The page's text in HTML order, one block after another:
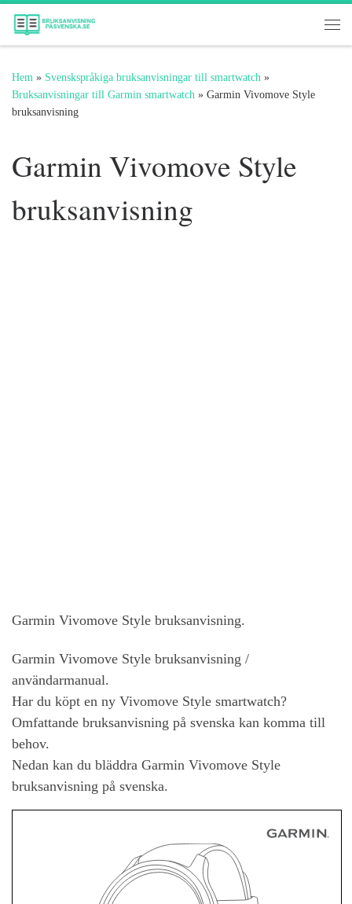
Hoppa till innehåll
Hem » Svenskspråkiga bruksanvisningar till smartwatch »
Bruksanvisningar till Garmin smartwatch » Garmin Vivomove Style
bruksanvisning
Garmin Vivomove Style
bruksanvisning
Garmin Vivomove Style bruksanvisning.
Garmin Vivomove Style bruksanvisning /
användarmanual.
Har du köpt en ny Vivomove Style smartwatch?
Omfattande bruksanvisning på svenska kan komma till
behov.
Nedan kan du bläddra Garmin Vivomove Style
bruksanvisning på svenska.